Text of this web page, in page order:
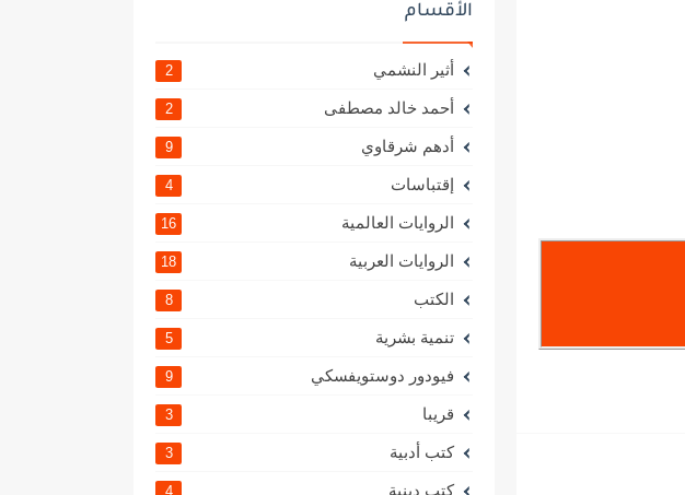
الأقسام
أثير النشمي 2
أحمد خالد مصطفى 2
أدهم شرقاوي 9
إقتباسات 4
الروايات العالمية 16
الروايات العربية 18
الكتب 8
تنمية بشرية 5
فيودور دوستويفسكي 9
قريبا 3
كتب أدبية 3
كتب دينية 4